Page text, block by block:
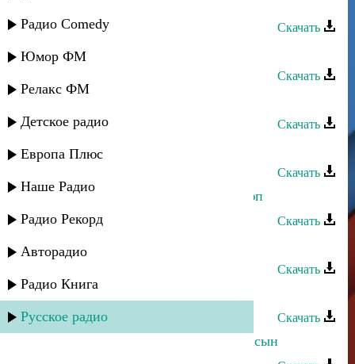
Радио Comedy
Юмор ФМ
Релакс ФМ
Детское радио
Европа Плюс
Наше Радио
Радио Рекорд
Авторадио
Радио Книга
Русское радио
Скачать
Лейла Алиева - Сен бол
Скачать
Скачать
Лейла Алиева - Диско тур
Скачать
Лейла Алиева - Нетедим сени сююп
Скачать
Скачать
Лейла Алиева - Нанана
Скачать
Лейла Алиева - Яшылыкъгъа яшнасын